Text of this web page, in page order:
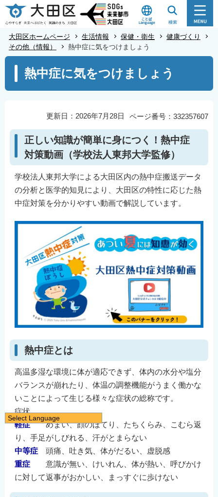
こ
の
ジ
大田区ホームページ 生活情報 保健・衛生
健康づくり
その他（情報）
熱中症に気をつけましょう
こ
ら
熱中症に気をつけましょう
ページ番号：332357607
更新日：2026年7月28日
正しい知識が簡単に身につく！熱中症
対策動画（学校法人東邦大学監修）
学校法人東邦大学による大田区内の熱中症搬送データ
の分析と医学的知見により、大田区の特性に応じた熱
中症対策を分かりやすい動画で解説しています。
熱中症とは
高温多湿な環境に体が適応できず、体内の水分や塩分
バランスが崩れたり、体温の調整機能がうまく働かな
いことによって生じる様々な症状の総称です。
症状
軽症めまい、顔のほてり、たちくらみ、こむら返
り、手足がしびれる、汗がとまらない
中等症 頭痛、吐き気、体がだるい、虚脱感
重症 意識が無い、けいれん、体が熱い、呼びかけ
に対して返事がおかしい、まっすぐに歩けない
Select Language
日本語
English
简体中文
繁體中文
한국어